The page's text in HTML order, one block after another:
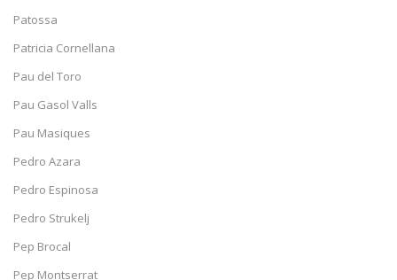
Patossa
Patricia Cornellana
Pau del Toro
Pau Gasol Valls
Pau Masiques
Pedro Azara
Pedro Espinosa
Pedro Strukelj
Pep Brocal
Pep Montserrat